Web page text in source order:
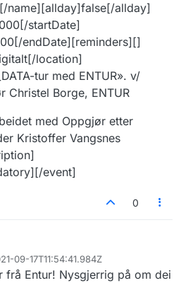
name][allday]false[/allday]
startDate]
endDate][reminders][]
location]
tur med ENTUR». v/
Christel Borge, ENTUR
med Oppgjør etter
Kristoffer Vangsnes
event]
0
09-17T11:54:41.984Z
frå Entur! Nysgjerrig på om dei